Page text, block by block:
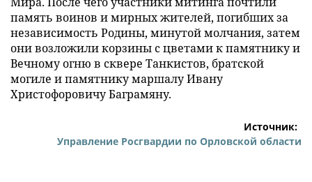
память воинов и мирных жителей, погибших за
независимость Родины, минутой молчания, затем
они возложили корзины с цветами к памятнику и
Вечному огню в сквере Танкистов, братской
могиле и памятнику маршалу Ивану
Христофоровичу Баграмяну.
Источник:
Управление Росгвардии по Орловской области